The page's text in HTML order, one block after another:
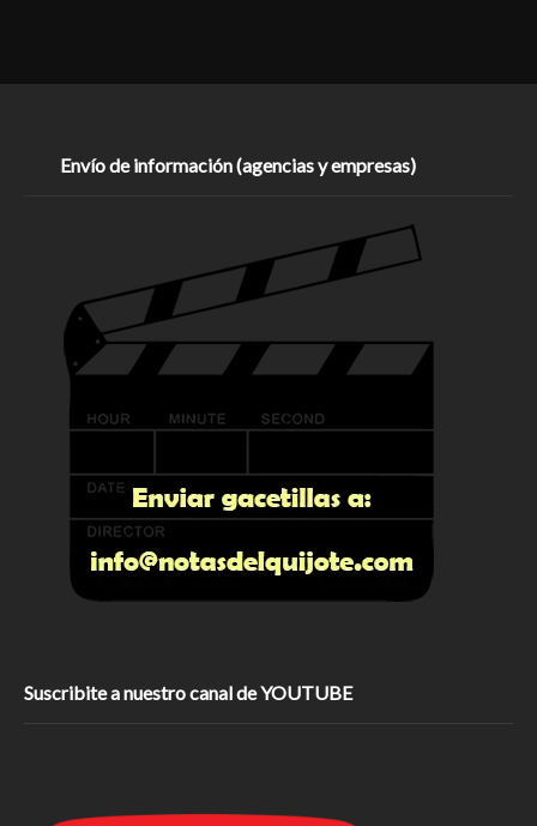
Envío de información (agencias y empresas)
Suscribite a nuestro canal de YOUTUBE